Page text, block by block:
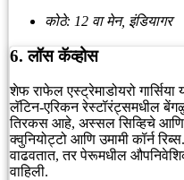
कोठे: 12 वा मेन, इंडियागर
6. लॉस कॅव्होस
शेफ राफेल एस्ट्रेमाडोयरो
लॅटिन-एरिकन रेस्टॉरंट्समधील
तिरकस आहे, अस्सल सिव्हिचे आणि
क्वुनियोट्टो आणि उमामी कॉर्न
वाढवतात, तर पेरूमधील
वाहिली.